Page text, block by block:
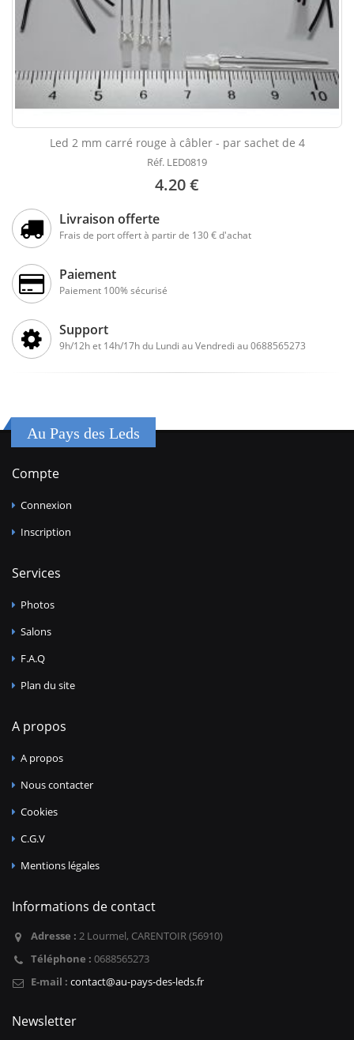
Led 2 mm carré rouge à câbler - par sachet de 4
Réf. LED0819
4.20 €
Livraison offerte
Frais de port offert à partir de 130 € d'achat
Paiement
Paiement 100% sécurisé
Support
9h/12h et 14h/17h du Lundi au Vendredi au 0688565273
Au Pays des Leds
Compte
Connexion
Inscription
Services
Photos
Salons
F.A.Q
Plan du site
A propos
A propos
Nous contacter
Cookies
C.G.V
Mentions légales
Informations de contact
Adresse : 2 Lourmel, CARENTOIR (56910)
Téléphone : 0688565273
E-mail : contact@au-pays-des-leds.fr
Newsletter